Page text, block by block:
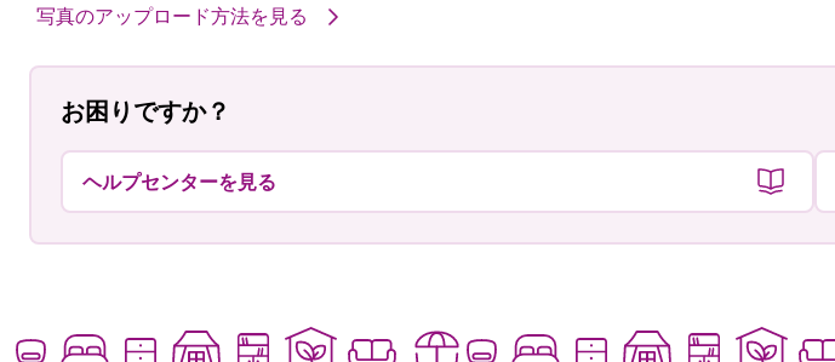
写真のアップロード方法を見る
お困りですか？
ヘルプセンターを見る